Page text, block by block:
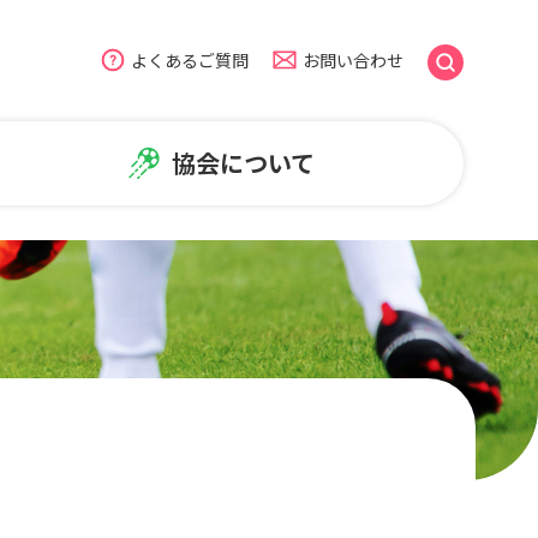
よくあるご質問 お問い合わせ
広報・普及活動
NiFAニュース
くある質問
協会について
ムページについて